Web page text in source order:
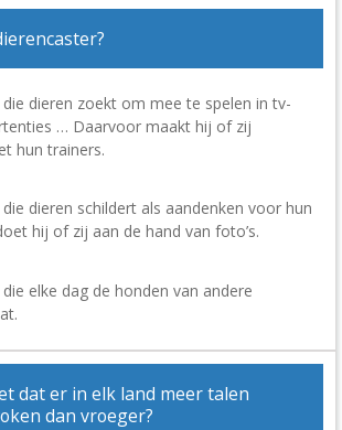
dieren zoekt om mee te spelen in tv-
… Daarvoor maakt hij of zij
hun trainers.
dieren schildert als aandenken voor hun
hij of zij aan de hand van foto’s.
elke dag de honden van andere
dat er in elk land meer talen
dan vroeger?